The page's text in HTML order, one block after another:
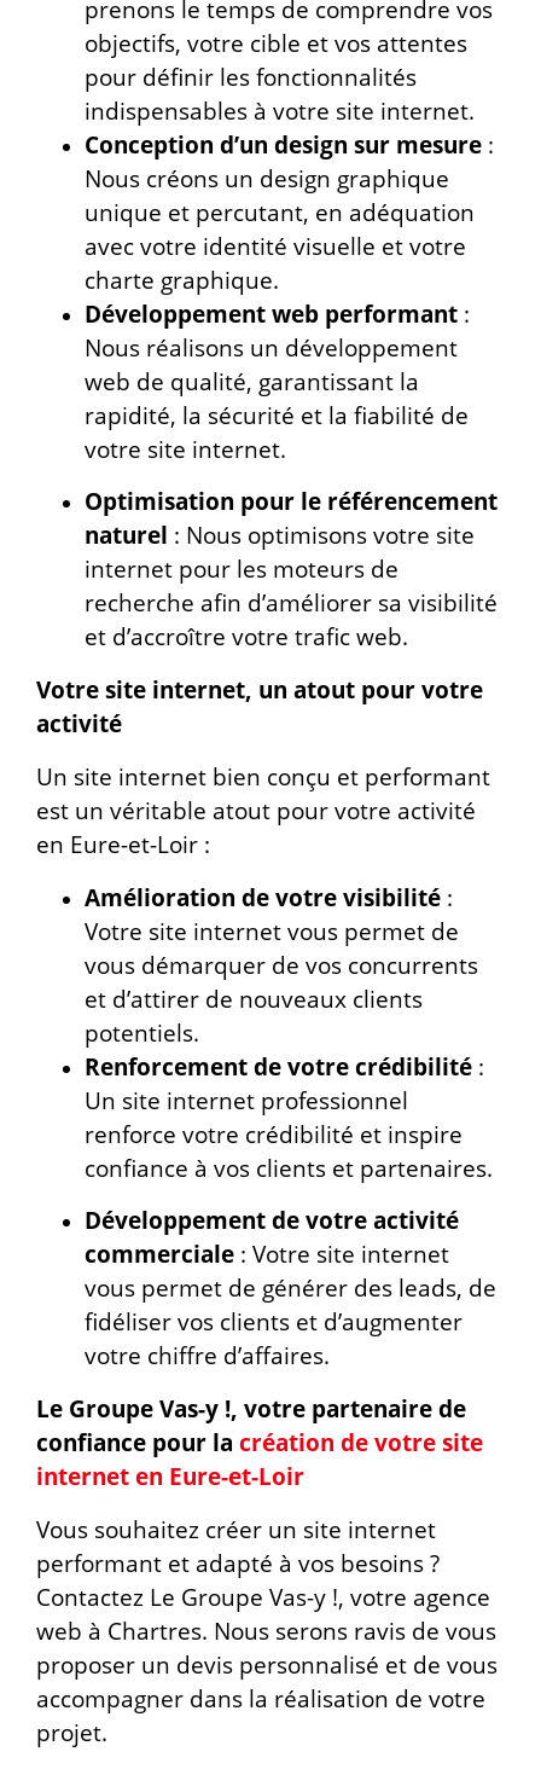
prenons le temps de comprendre vos
objectifs, votre cible et vos attentes
pour définir les fonctionnalités
indispensables à votre site internet.
Conception d’un design sur mesure :
Nous créons un design graphique
unique et percutant, en adéquation
avec votre identité visuelle et votre
charte graphique.
Développement web performant :
Nous réalisons un développement
web de qualité, garantissant la
rapidité, la sécurité et la fiabilité de
votre site internet.
Optimisation pour le référencement
naturel : Nous optimisons votre site
internet pour les moteurs de
recherche afin d’améliorer sa visibilité
et d’accroître votre trafic web.
Votre site internet, un atout pour votre
activité
Un site internet bien conçu et performant
est un véritable atout pour votre activité
en Eure-et-Loir :
Amélioration de votre visibilité :
Votre site internet vous permet de
vous démarquer de vos concurrents
et d’attirer de nouveaux clients
potentiels.
Renforcement de votre crédibilité :
Un site internet professionnel
renforce votre crédibilité et inspire
confiance à vos clients et partenaires.
Développement de votre activité
commerciale : Votre site internet
vous permet de générer des leads, de
fidéliser vos clients et d’augmenter
votre chiffre d’affaires.
Le Groupe Vas-y !, votre partenaire de
confiance pour la création de votre site
internet en Eure-et-Loir
Vous souhaitez créer un site internet
performant et adapté à vos besoins ?
Contactez Le Groupe Vas-y !, votre agence
web à Chartres. Nous serons ravis de vous
proposer un devis personnalisé et de vous
accompagner dans la réalisation de votre
projet.